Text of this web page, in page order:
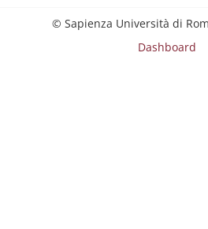
© Sapienza Università di
Dashboard